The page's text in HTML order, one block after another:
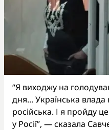
“Я виходжу на
дня... Українська
російська. І я пройду
у Росії”, — сказала